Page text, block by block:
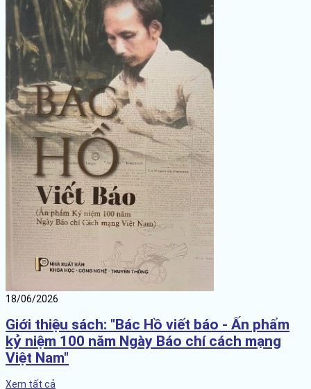
18/06/2026
Giới thiệu sách: "Bác Hồ viết báo - Ấn phẩm
kỷ niệm 100 năm Ngày Báo chí cách mạng
Việt Nam"
Xem tất cả